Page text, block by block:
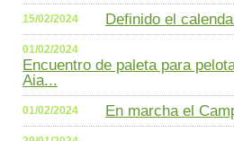
15/02/2024 Definido el
01/02/2024
Encuentro de paleta para
Aia...
01/02/2024 En marcha el